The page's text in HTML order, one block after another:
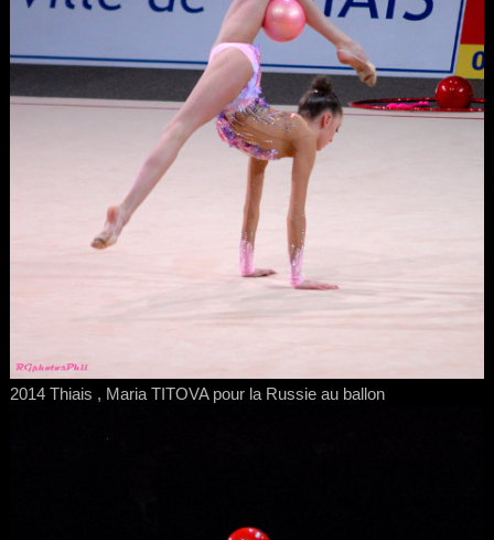
2014 Thiais , Maria TITOVA pour la Russie au ballon